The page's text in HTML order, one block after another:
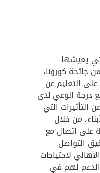
يعيشها
جائحة كورونا،
التعليم عن
درجة الوعي لدى
التأثيرات التي
من خلال
على اتصال مع
التواصل
لاحتياجات
الدعم لهم في